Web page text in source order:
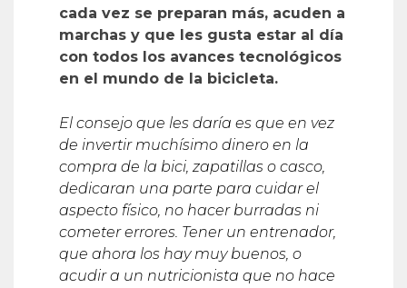
cada vez se preparan más, acuden a
marchas y que les gusta estar al día
con todos los avances tecnológicos
en el mundo de la bicicleta.
El consejo que les daría es que en vez
de invertir muchísimo dinero en la
compra de la bici, zapatillas o casco,
dedicaran una parte para cuidar el
aspecto físico, no hacer burradas ni
cometer errores. Tener un entrenador,
que ahora los hay muy buenos, o
acudir a un nutricionista que no hace